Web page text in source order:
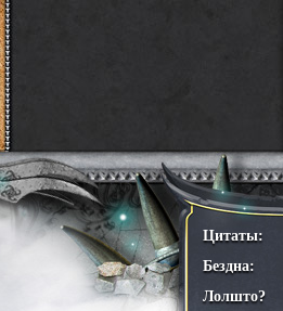
Цитаты:
Бездна:
Лолшто?